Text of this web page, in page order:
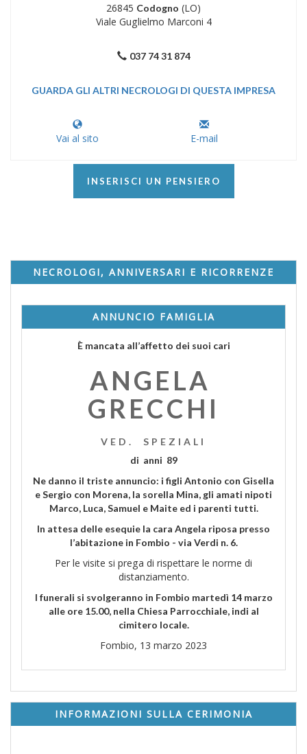
26845 Codogno (LO)
Viale Guglielmo Marconi 4
037 74 31 874
GUARDA GLI ALTRI NECROLOGI DI QUESTA IMPRESA
Vai al sito E-mail
INSERISCI UN PENSIERO
NECROLOGI, ANNIVERSARI E RICORRENZE
ANNUNCIO FAMIGLIA
È mancata all’affetto dei suoi cari
ANGELA
GRECCHI
VED. SPEZIALI
di anni 89
Ne danno il triste annuncio: i figli Antonio con Gisella
e Sergio con Morena, la sorella Mina, gli amati nipoti
Marco, Luca, Samuel e Maite ed i parenti tutti.
In attesa delle esequie la cara Angela riposa presso
l’abitazione in Fombio - via Verdi n. 6.
Per le visite si prega di rispettare le norme di
distanziamento.
I funerali si svolgeranno in Fombio martedì 14 marzo
alle ore 15.00, nella Chiesa Parrocchiale, indi al
cimitero locale.
Fombio, 13 marzo 2023
INFORMAZIONI SULLA CERIMONIA